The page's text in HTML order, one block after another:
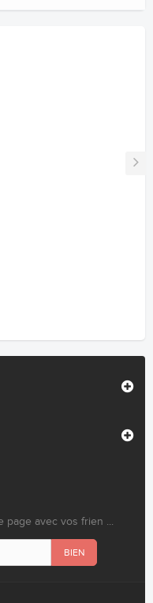
page avec vos frien ...
BIEN